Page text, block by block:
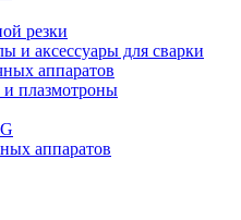
резки
и аксессуары для сварки
аппаратов
плазмотроны
аппаратов